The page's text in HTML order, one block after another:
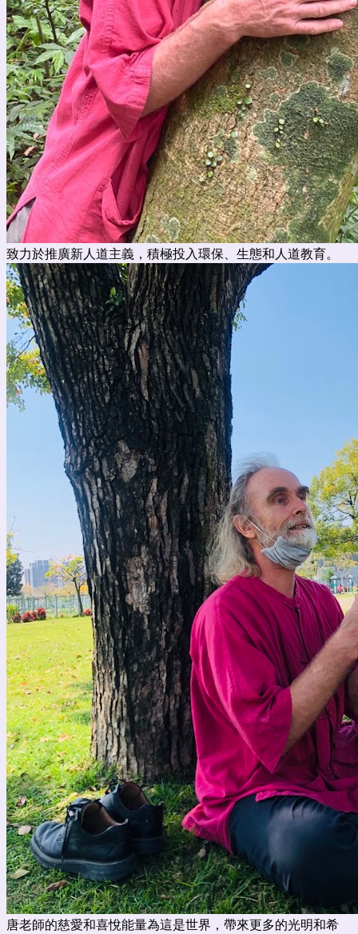
致力於推廣新人道主義，積極投入環保、生態和人道教育。
唐老師的慈愛和喜悅能量為這是世界，帶來更多的光明和希